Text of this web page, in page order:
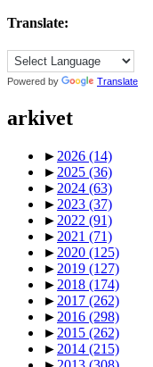
Translate:
Powered by Translate
arkivet
► 2026 (14)
► 2025 (36)
► 2024 (63)
► 2023 (37)
► 2022 (91)
► 2021 (71)
► 2020 (125)
► 2019 (127)
► 2018 (174)
► 2017 (262)
► 2016 (298)
► 2015 (262)
► 2014 (215)